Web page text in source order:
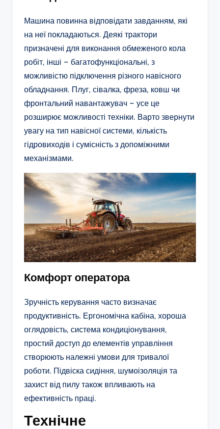
Машина повинна відповідати завданням, які
на неї покладаються. Деякі трактори
призначені для виконання обмеженого кола
робіт, інші – багатофункціональні, з
можливістю підключення різного навісного
обладнання. Плуг, сівалка, фреза, ковш чи
фронтальний навантажувач – усе це
розширює можливості техніки. Варто звернути
увагу на тип навісної системи, кількість
гідровиходів і сумісність з допоміжними
механізмами.
Комфорт оператора
Зручність керування часто визначає
продуктивність. Ергономічна кабіна, хороша
оглядовість, система кондиціонування,
простий доступ до елементів управління
створюють належні умови для тривалої
роботи. Підвіска сидіння, шумоізоляція та
захист від пилу також впливають на
ефективність праці.
Технічне